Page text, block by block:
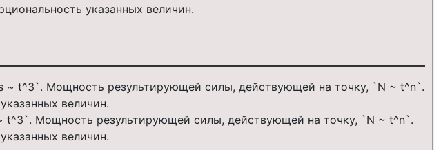
указанных величин.
t^3`. Мощность результирующей силы, действующей на точку, `N ~ t^n`.
величин.